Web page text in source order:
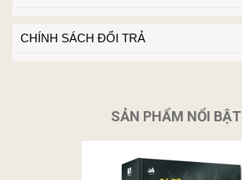
CHÍNH SÁCH ĐỔI TRẢ
SẢN PHẨM NỔI BẬT